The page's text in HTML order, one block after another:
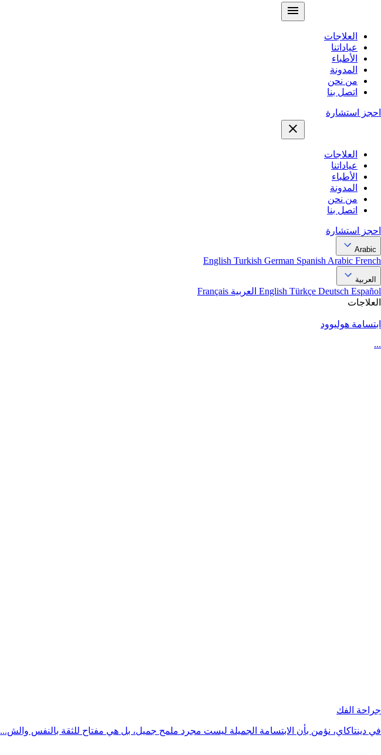
العلاجات
عياداتنا
الأطباء
المدونة
من نحن
اتصل بنا
احجز استشارة
العلاجات
عياداتنا
الأطباء
المدونة
من نحن
اتصل بنا
احجز استشارة
Arabic
English Turkish German Spanish Arabic French
العربية
English Türkçe Deutsch Español العربية Français
العلاجات
ابتسامة هوليوود
...
جراحة الفك
في دينتاكاي، نؤمن بأن الابتسامة الجميلة ليست مجرد ملمح جميل، بل هي مفتاح للثقة بالنفس والش...